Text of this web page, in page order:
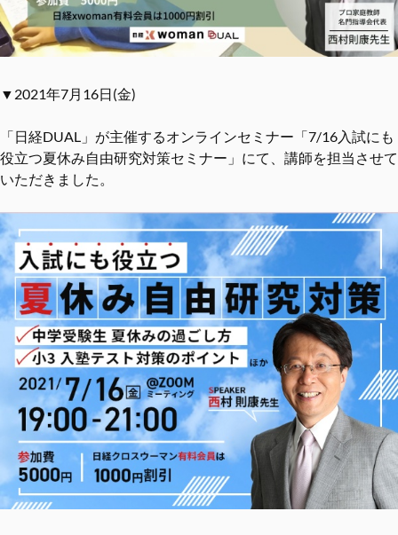
▼2021年7月16日(金)
「日経DUAL」が主催するオンラインセミナー「7/16入試にも
役立つ夏休み自由研究対策セミナー」にて、講師を担当させて
いただきました。